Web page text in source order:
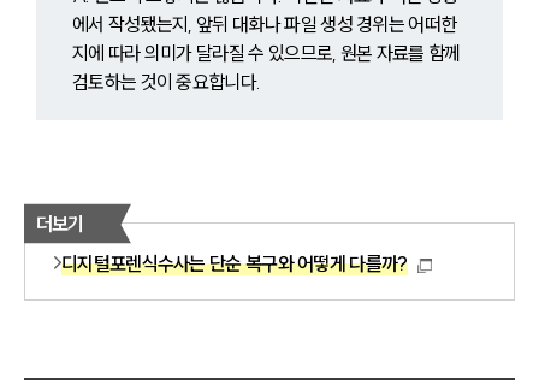
에서 작성됐는지, 앞뒤 대화나 파일 생성 경위는 어떠한
지에 따라 의미가 달라질 수 있으므로, 원본 자료를 함께
검토하는 것이 중요합니다.
더보기
디지털포렌식수사는 단순 복구와 어떻게 다를까?